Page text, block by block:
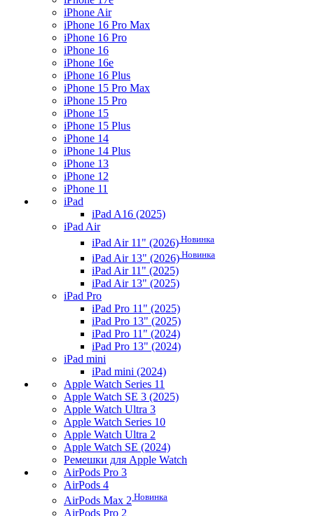
iPhone Air
iPhone 16 Pro Max
iPhone 16 Pro
iPhone 16
iPhone 16e
iPhone 16 Plus
iPhone 15 Pro Max
iPhone 15 Pro
iPhone 15
iPhone 15 Plus
iPhone 14
iPhone 14 Plus
iPhone 13
iPhone 12
iPhone 11
iPad
iPad A16 (2025)
iPad Air
iPad Air 11" (2026) Новинка
iPad Air 13" (2026) Новинка
iPad Air 11" (2025)
iPad Air 13" (2025)
iPad Pro
iPad Pro 11" (2025)
iPad Pro 13" (2025)
iPad Pro 11" (2024)
iPad Pro 13" (2024)
iPad mini
iPad mini (2024)
Apple Watch Series 11
Apple Watch SE 3 (2025)
Apple Watch Ultra 3
Apple Watch Series 10
Apple Watch Ultra 2
Apple Watch SE (2024)
Ремешки для Apple Watch
AirPods Pro 3
AirPods 4
AirPods Max 2 Новинка
AirPods Pro 2